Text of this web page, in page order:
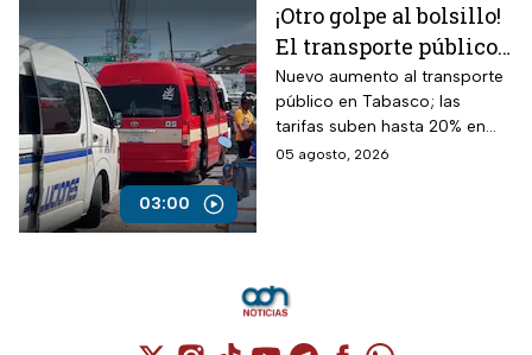
03:00
¡Otro golpe al bolsillo!
El transporte público
sube en Tabasco; la
gente ya no puede
más
Nuevo aumento al transporte
público en Tabasco; las
tarifas suben hasta 20% en
Villahermosa: Taxis, camiones
05 agosto, 2026